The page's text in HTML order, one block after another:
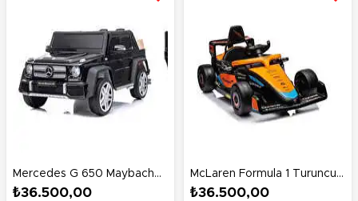
Mercedes G 650 Maybach
Akülü Araba Siyah
₺36.500,00
McLaren Formula 1 Turuncu
Akülü Araba
₺36.500,00